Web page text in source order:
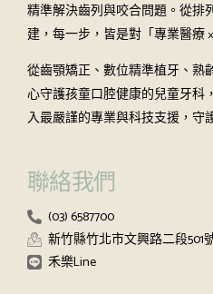
精準解決齒列與咬合問題。從排
建，每一步，皆是對「專業醫療
從齒顎矯正、數位精準植牙、熟
心守護孩童口腔健康的兒童牙科
入最嚴謹的專業與科技支援，守
聯絡我們
(03) 6587700
新竹縣竹北市文興路二段501
禾樂Line